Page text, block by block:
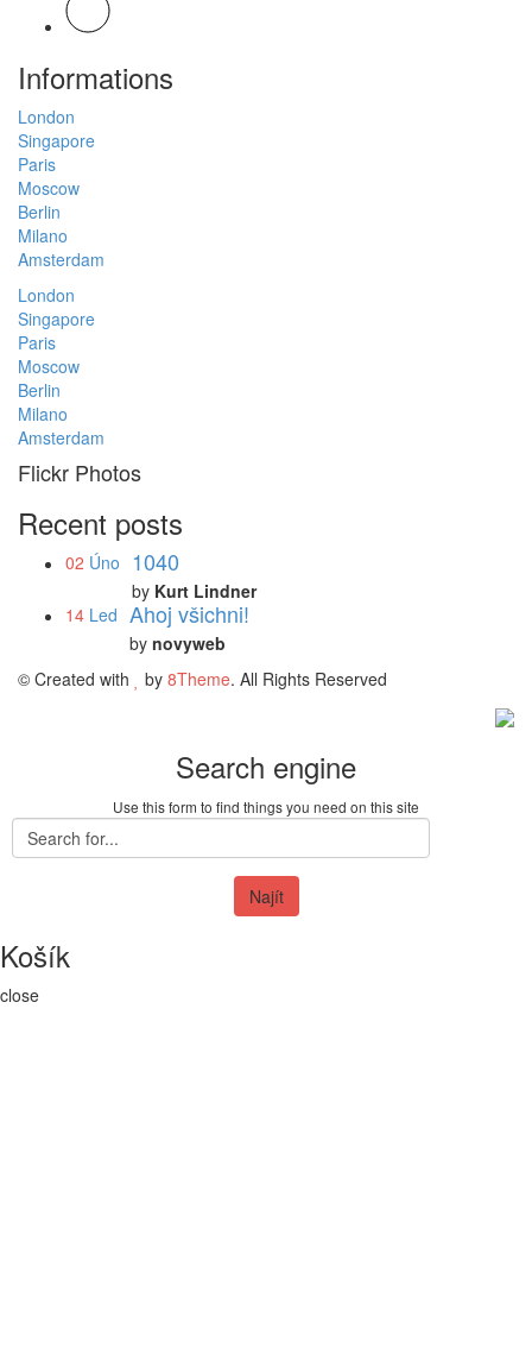
Informations
London
Singapore
Paris
Moscow
Berlin
Milano
Amsterdam
London
Singapore
Paris
Moscow
Berlin
Milano
Amsterdam
Flickr Photos
Recent posts
02 Úno 1040
by Kurt Lindner
14 Led Ahoj všichni!
by novyweb
© Created with
by 8Theme. All Rights Reserved
Search engine
Use this form to find things you need on this site
Najít
Košík
close